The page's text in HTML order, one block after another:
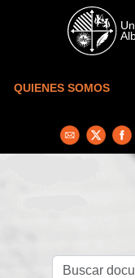
Skip to main content
QUIENES SOMOS